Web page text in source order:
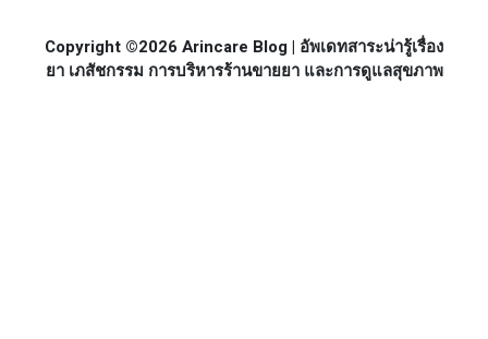
Copyright ©2026 Arincare Blog | อัพเดทสาระน่ารู้เรื่อง
ยา เภสัชกรรม การบริหารร้านขายยา และการดูแลสุขภาพ